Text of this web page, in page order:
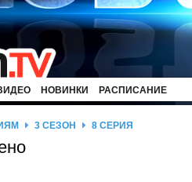
НОВИНКИ РАСПИСАНИЕ
3 СЕЗОН 8 СЕРИЯ